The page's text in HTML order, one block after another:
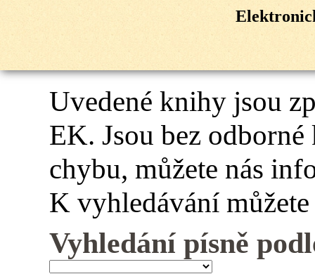
Uvedené knihy jsou
EK. Jsou bez
chybu, můžete nás
K vyhledávání
Vyhledání písně